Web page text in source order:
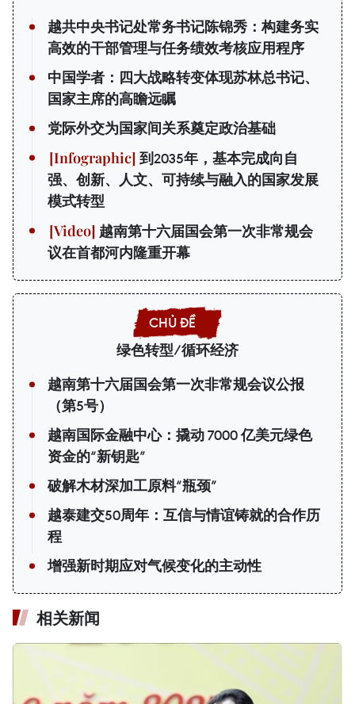
越共中央书记处常务书记陈锦秀：构建务实
高效的干部管理与任务绩效考核应用程序
中国学者：四大战略转变体现苏林总书记、
国家主席的高瞻远瞩
党际外交为国家间关系奠定政治基础
到2035年，基本完成向自
强、创新、人文、可持续与融入的国家发展
模式转型
越南第十六届国会第一次非常规会
议在首都河内隆重开幕
绿色转型/循环经济
越南第十六届国会第一次非常规会议公报
（第5号）
越南国际金融中心：撬动 7000 亿美元绿色
资金的“新钥匙”
破解木材深加工原料“瓶颈”
越泰建交50周年：互信与情谊铸就的合作历
程
增强新时期应对气候变化的主动性
相关新闻